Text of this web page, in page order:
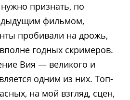
признать, по
фильмом,
пробивали на дрожь,
годных скримеров.
Вия — великого и
одним из них. Топ-
на мой взгляд, сцен,